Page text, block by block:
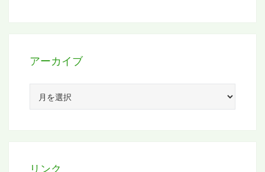
アーカイブ
カ
リンク